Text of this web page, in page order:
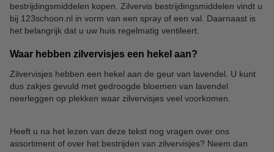
bestrijdingsmiddelen kopen. Zilvervis bestrijdingsmiddelen vindt u
bij 123schoon.nl in vorm van een spray of een val. Daarnaast is
het belangrijk dat u uw huis regelmatig ventileert.
Waar hebben zilvervisjes een hekel aan?
Zilvervisjes hebben een hekel aan de geur van lavendel. U kunt
dus zakjes gevuld met gedroogde bloemen van lavendel
neerleggen op plekken waar zilvervisjes veel voorkomen.
Heeft u na het lezen van deze tekst nog vragen over ons
assortiment of over het bestrijden van zilvervisjes? Neem dan